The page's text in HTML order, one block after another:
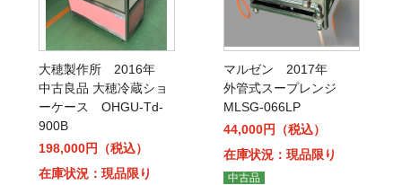
大穂製作所 2016年
中古良品 大穂冷蔵ショ
ーケース OHGU-Td-
900B
198,000円（税込）
在庫状況：現品限り
マルゼン 2017年
外管式スープレンジ
MLSG-066LP
44,000円（税込）
在庫状況：現品限り
中古品